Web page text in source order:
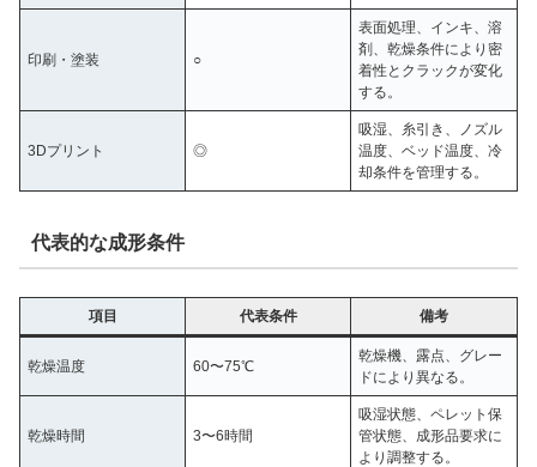
印刷・塗装 ○
表面処理、インキ、溶
剤、乾燥条件により密
着性とクラックが変化
する。
3Dプリント ◎
吸湿、糸引き、ノズル
温度、ベッド温度、冷
却条件を管理する。
代表的な成形条件
項目 代表条件 備考
乾燥温度 60〜75℃
乾燥機、露点、グレー
ドにより異なる。
乾燥時間 3〜6時間
吸湿状態、ペレット保
管状態、成形品要求に
より調整する。